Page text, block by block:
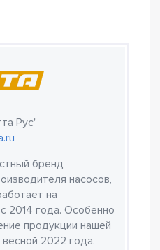
Рус"
бренд
насосов,
на
2014 года. Особенно
продукции нашей
2022 года.